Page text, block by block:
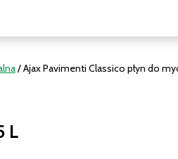
/ Ajax Pavimenti Classico płyn do
L